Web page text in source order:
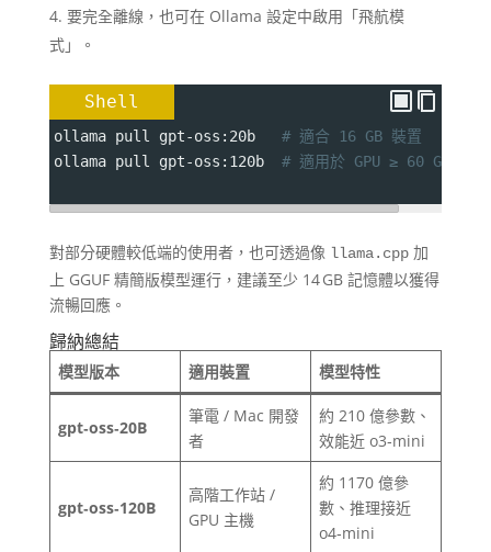
要完全離線，也可在 Ollama 設定中啟用「飛航模
式」。
Shell
ollama pull gpt‑oss:20b # 適合 16 GB 裝置
ollama pull gpt‑oss:120b # 適用於 GPU ≥ 60 GB 設備
對部分硬體較低端的使用者，也可透過像 llama.cpp加
上 GGUF 精簡版模型運行，建議至少 14 GB 記憶體以獲得
流暢回應。
歸納總結
模型版本 適用裝置 模型特性
gpt‑oss‑20B
筆電 / Mac 開發
者
約 210 億參數、
效能近 o3‑mini
gpt‑oss‑120B
高階工作站 /
GPU 主機
約 1170 億參
數、推理接近
o4‑mini